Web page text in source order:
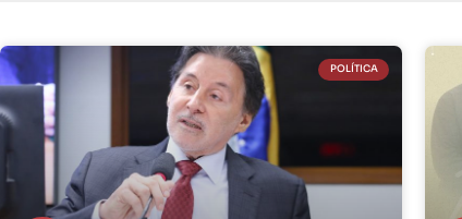
POLÍTICA